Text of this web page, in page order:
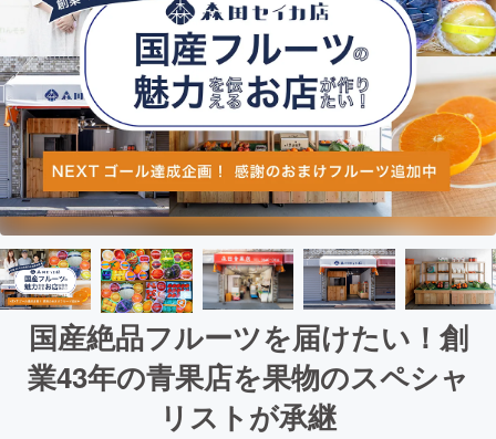
国産絶品フルーツを届けたい！創
業43年の青果店を果物のスペシャ
リストが承継